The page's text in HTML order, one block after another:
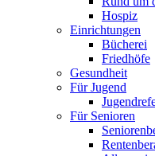
Hospiz
Einrichtungen
Bücherei
Friedhöfe
Gesundheit
Für Jugend
Für Senioren